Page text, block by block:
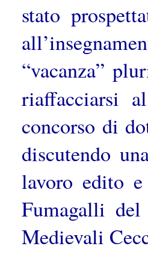
stato
“vacanza”
riaffacciarsi al
concorso di
discutendo
lavoro edito
Fumagalli
Medievali